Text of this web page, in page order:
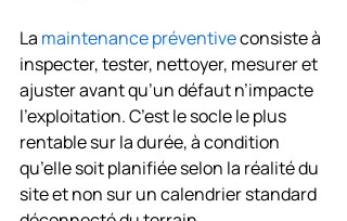
La maintenance préventive consiste à
inspecter, tester, nettoyer, mesurer et
ajuster avant qu’un défaut n’impacte
l’exploitation. C’est le socle le plus
rentable sur la durée, à condition
qu’elle soit planifiée selon la réalité du
site et non sur un calendrier standard